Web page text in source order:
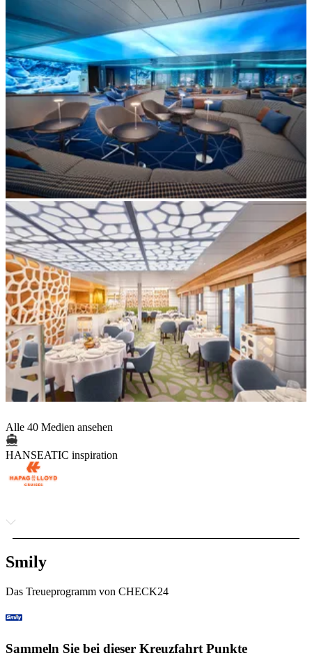
Alle 40 Medien ansehen
HANSEATIC inspiration
Smily
Das Treueprogramm von CHECK24
Sammeln Sie bei dieser Kreuzfahrt Punkte